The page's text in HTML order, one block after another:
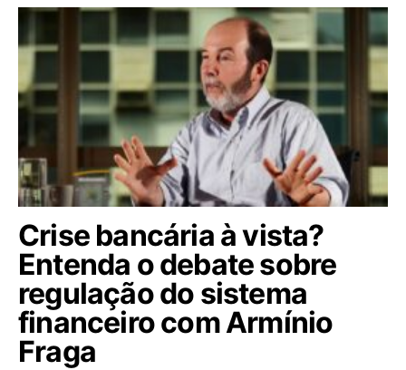
Crise bancária à vista?
Entenda o debate sobre
regulação do sistema
financeiro com Armínio
Fraga